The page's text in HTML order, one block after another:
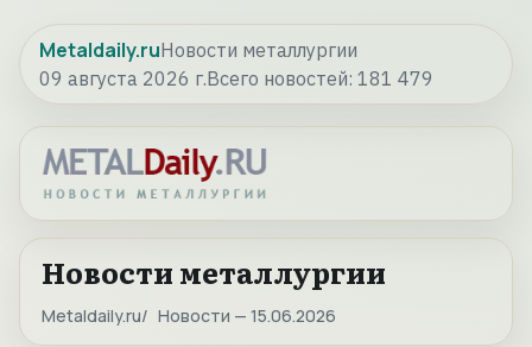
Metaldaily.ruНовости металлургии
09 августа 2026 г.Всего новостей: 181 479
Новости металлургии
Metaldaily.ru Новости — 15.06.2026